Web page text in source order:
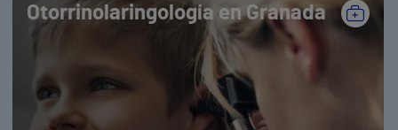
Otorrinolaringología en Granada